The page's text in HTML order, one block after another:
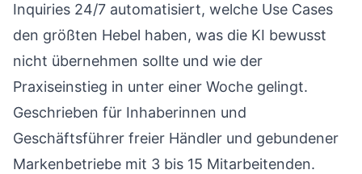
Inquiries 24/7 automatisiert, welche Use Cases
den größten Hebel haben, was die KI bewusst
nicht übernehmen sollte und wie der
Praxiseinstieg in unter einer Woche gelingt.
Geschrieben für Inhaberinnen und
Geschäftsführer freier Händler und gebundener
Markenbetriebe mit 3 bis 15 Mitarbeitenden.